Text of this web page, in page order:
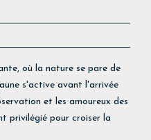
où la nature se pare de
s'active avant l'arrivée
et les amoureux des
privilégié pour croiser la